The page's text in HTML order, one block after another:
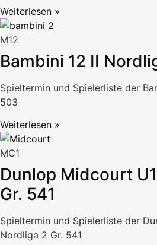
Weiterlesen »
M12
Bambini 12 II
Spieltermin und Spielerliste der
503
Weiterlesen »
MC1
Dunlop Midcourt
Gr. 541
Spieltermin und Spielerliste der
Nordliga 2 Gr. 541